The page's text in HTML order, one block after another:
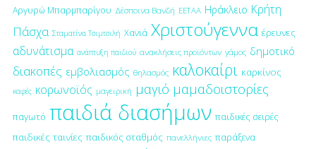
Αργυρώ Μπαρμπαρίγου Δέσποινα Βανδή ΕΕΤΑΑ Ηράκλειο Κρήτη
Πάσχα Σταματίνα Τσιμτσιλή Χανιά Χριστούγεννα έρευνες
αδυνάτισμα ανάπτυξη παιδιού ανακλήσεις προϊόντων γάμος δημοτικό
διακοπές εμβολιασμός θηλασμός καλοκαίρι καρκίνος
καφές κορωνοϊός μαγειρική μαγιό μαμαδοιστορίες
παγωτό παιδιά διασήμων παιδικές σειρές
παιδικές ταινίες παιδικός σταθμός πανελλήνιες παράξενα